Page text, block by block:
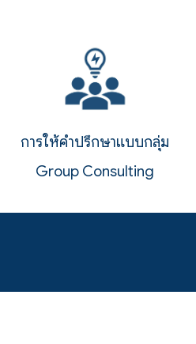
การให้คำปรึกษาแบบกลุ่ม
Group Consulting